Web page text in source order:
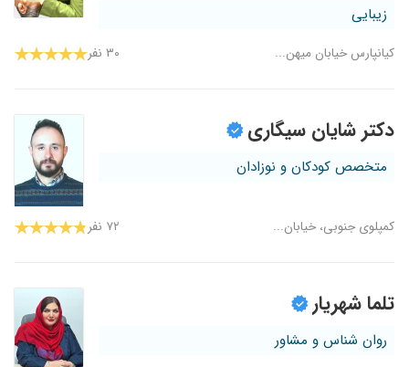
زیبایی
کیانپارس خیابان میهن... ۳۰ نفر
دکتر شایان سیگاری
متخصص کودکان و نوزادان
کمپلوی جنوبی، خیابان... ۷۲ نفر
تلما شهریار
روان شناس و مشاور